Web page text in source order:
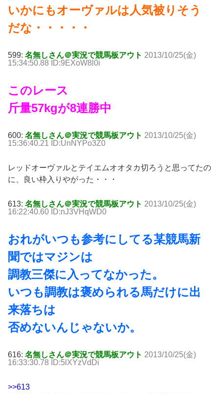
いかにもオーヴァルは人気被りそう
だな・・・・・
599: 名無しさん＠実況で競馬板アウト 2013/10/25(金)
15:34:50.88 ID:9EXoW8l0i
このレース
斤量57kgが8連勝中
600: 名無しさん＠実況で競馬板アウト 2013/10/25(金)
15:36:40.21 ID:UnNYPo3Z0
レッドオーヴァルとテイエムオオタカ切ろうと思ってたの
に、良い枠入りやがった・・・
613: 名無しさん＠実況で競馬板アウト 2013/10/25(金)
16:22:40.60 ID:nJ3VHqWD0
おれがいつも参考にしてる某競馬新
聞ではマジンは
調教三傑に入ってなかった。
いつも調教は褒められる馬だけに出
来落ちは
否めないんじゃないか。
616: 名無しさん＠実況で競馬板アウト 2013/10/25(金)
16:33:30.78 ID:5lXYzVdDi
>>613